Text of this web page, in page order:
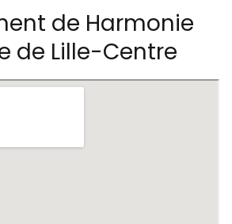
de Harmonie
de Lille-Centre